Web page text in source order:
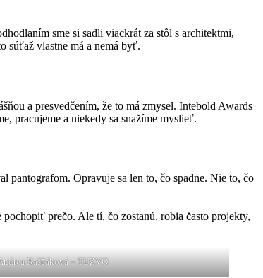
sme si sadli viackrát za stôl s architektmi,
súťaž vlastne má a nemá byť.
a presvedčením, že to má zmysel. Intebold Awards
pracujeme a niekedy sa snažíme myslieť.
pantografom. Opravuje sa len to, čo spadne. Nie to, čo
prečo. Ale tí, čo zostanú, robia často projekty,
Kaščáková – TUZVO